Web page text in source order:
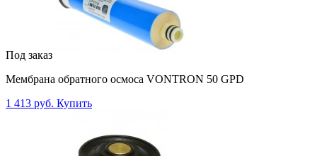
Под заказ
Мембрана обратного осмоса VONTRON 50 GPD
1 413 руб. Купить